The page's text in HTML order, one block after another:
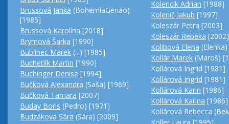
Brussová Janka (BohemiaGenao)
[1985]
Brussová Karolína [2018]
Brymová Šarka [1990]
Bublinec Marek (...) [1985]
Buchetlík Martin [1990]
Buchinger Denise [1994]
Bučková Alexandra (Saša) [1969]
Bučková Tamara [2007]
Buday Boris (Pedro) [1971]
Budzáková Sára (Sára) [2009]
Kolencik Adrian [1988]
Kolenič Jakub [1997]
Koleszár Petra [2003]
Koleszár Rebeka [2002]
Kolibová Elena
Kollár Marek (Maroš)
Kollárová Ingrid [1981]
Kollárová Ingrid [1981]
Kollárová Karin [1986]
Kollárová Karina [1986]
Kollárová Rebecca